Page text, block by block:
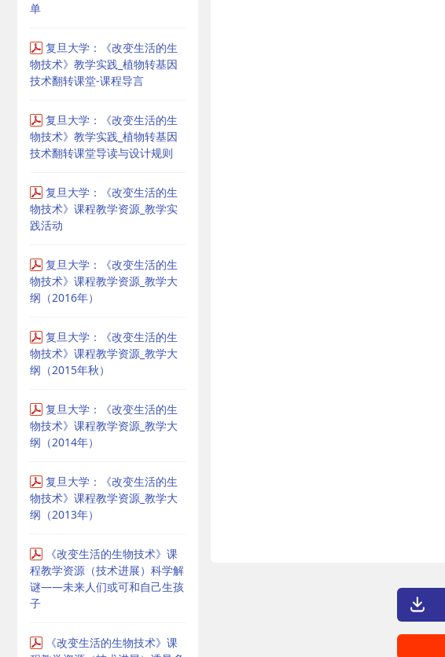
单
复旦大学：《改变生活的生
物技术》教学实践_植物转基因
技术翻转课堂-课程导言
复旦大学：《改变生活的生
物技术》教学实践_植物转基因
技术翻转课堂导读与设计规则
复旦大学：《改变生活的生
物技术》课程教学资源_教学实
践活动
复旦大学：《改变生活的生
物技术》课程教学资源_教学大
纲（2016年）
复旦大学：《改变生活的生
物技术》课程教学资源_教学大
纲（2015年秋）
复旦大学：《改变生活的生
物技术》课程教学资源_教学大
纲（2014年）
复旦大学：《改变生活的生
物技术》课程教学资源_教学大
纲（2013年）
《改变生活的生物技术》课
程教学资源（技术进展）科学解
谜——未来人们或可和自己生孩
子
《改变生活的生物技术》课